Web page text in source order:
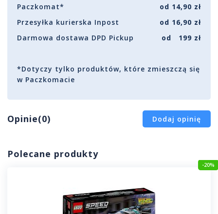
Paczkomat*
od 14,90 zł
Przesyłka kurierska Inpost
od 16,90 zł
Darmowa dostawa DPD Pickup
od 199 zł
*Dotyczy tylko produktów, które zmieszczą się
w Paczkomacie
Opinie(0) Dodaj opinię
Polecane produkty
-20%